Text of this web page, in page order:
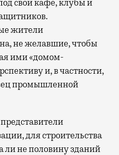
свои кафе, клубы и
жители
не желавшие, чтобы
ими «домом-
и, в частности,
промышленной
для строительства
ли не половину зданий